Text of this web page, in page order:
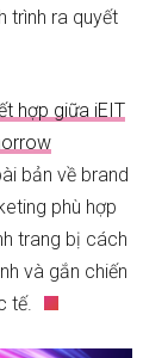
trình ra quyết
hợp giữa iEIT
bản về brand
phù hợp
trang bị cách
và gắn chiến
tế.